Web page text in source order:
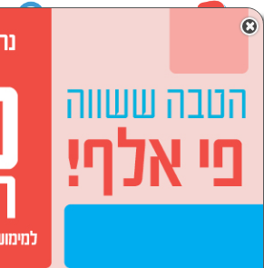
הסתר רשימת קטגוריות
תיקים ומזוודות (9)
TREKGEAR טרק גיר
נמצאו 9 TREKGEAR טרק גיר
×